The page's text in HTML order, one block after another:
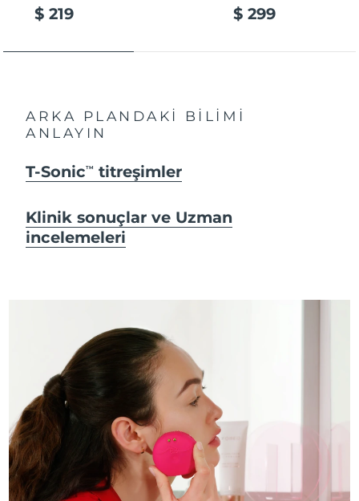
$ 219 $ 299
ARKA PLANDAKİ BİLİMİ
ANLAYIN
T-SonicTM titreşimler
Klinik sonuçlar ve Uzman
incelemeleri